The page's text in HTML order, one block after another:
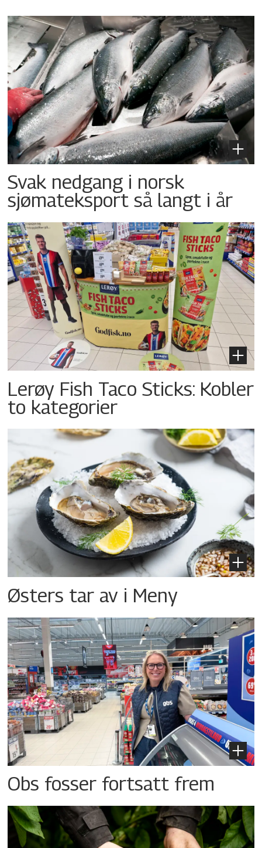
Svak nedgang i norsk
sjømateksport så langt i år
Lerøy Fish Taco Sticks: Kobler
to kategorier
Østers tar av i Meny
Obs fosser fortsatt frem